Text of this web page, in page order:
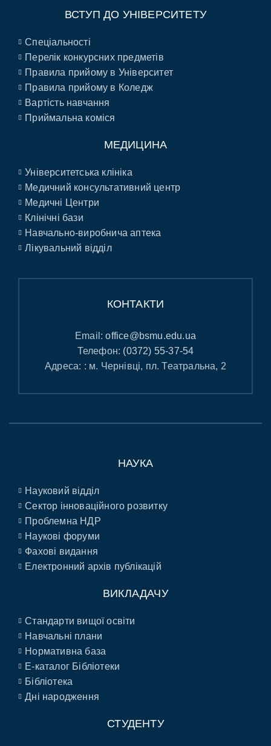
ВСТУП ДО УНІВЕРСИТЕТУ
Спеціальності
Перелік конкурсних предметів
Правила прийому в Університет
Правила прийому в Коледж
Вартість навчання
Приймальна коміся
МЕДИЦИНА
Університетська клініка
Медичний консультативний центр
Медичні Центри
Клінічні бази
Навчально-виробнича аптека
Лікувальний відділ
КОНТАКТИ
Email:office@bsmu.edu.ua
Телефон: (0372) 55-37-54
Адреса: : м. Чернівці, пл. Театральна, 2
НАУКА
Науковий відділ
Сектор інноваційного розвитку
Проблемна НДР
Наукові форуми
Фахові видання
Електронний архів публікацій
ВИКЛАДАЧУ
Стандарти вищої освіти
Навчальні плани
Нормативна база
E-каталог Бібліотеки
Бібліотека
Дні народження
СТУДЕНТУ